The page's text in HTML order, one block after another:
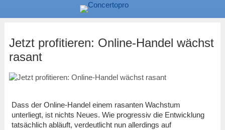
Jetzt profitieren: Online-Handel wächst
rasant
Dass der Online-Handel einem rasanten Wachstum
unterliegt, ist nichts Neues. Wie progressiv die Entwicklung
tatsächlich abläuft, verdeutlicht nun allerdings auf